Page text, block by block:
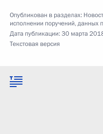
Опубликован в разделах:
исполнении поручений, данных
Дата публикации:30 марта
Текстовая версия